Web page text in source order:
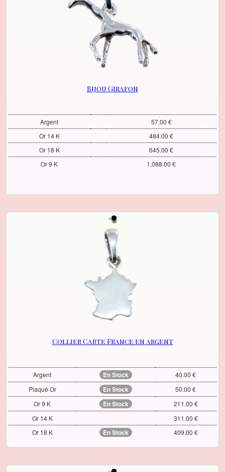
Bijou Girafon
Argent
57.00 €
Or 14 K
484.00 €
Or 18 K
645.00 €
Or 9 K
1,088.00 €
Collier Carte France en argent
Argent En Stock
40.00 €
Plaqué Or
En Stock
50.00 €
Or 9 K
En Stock
211.00 €
Or 14 K
311.00 €
Or 18 K
En Stock 409.00 €